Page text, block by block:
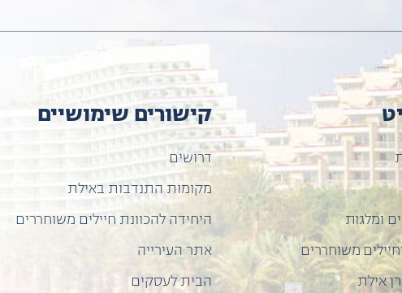
ומלגות
משוחררים
אילת
קישורים שימושיים
דרושים
מקומות התנדבות באילת
היחידה להכוונת חיילים משוחררים
אתר העירייה
הבית לעסקים